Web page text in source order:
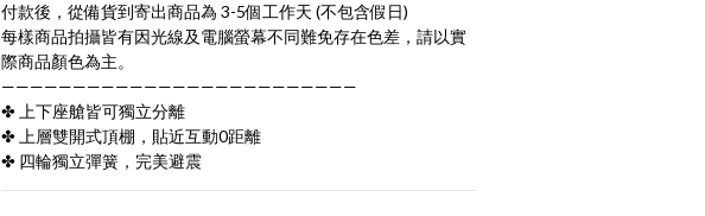
付款後，從備貨到寄出商品為 3-5個工作天 (不包含假日)
每樣商品拍攝皆有因光線及電腦螢幕不同難免存在色差，請以實
際商品顏色為主。
—————————————————————————
✤ 上下座艙皆可獨立分離
✤ 上層雙開式頂棚，貼近互動0距離
✤ 四輪獨立彈簧，完美避震